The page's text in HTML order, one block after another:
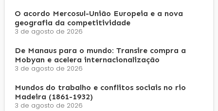
O acordo Mercosul-União Europeia e a nova
geografia da competitividade
3 de agosto de 2026
De Manaus para o mundo: Transire compra a
Mobyan e acelera internacionalização
3 de agosto de 2026
Mundos do trabalho e conflitos sociais no rio
Madeira (1861-1932)
3 de agosto de 2026